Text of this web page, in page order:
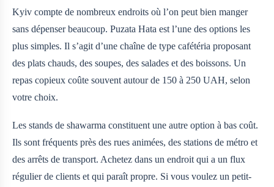
Kyiv compte de nombreux endroits où l’on peut bien manger
sans dépenser beaucoup. Puzata Hata est l’une des options les
plus simples. Il s’agit d’une chaîne de type cafétéria proposant
des plats chauds, des soupes, des salades et des boissons. Un
repas copieux coûte souvent autour de 150 à 250 UAH, selon
votre choix.
Les stands de shawarma constituent une autre option à bas coût.
Ils sont fréquents près des rues animées, des stations de métro et
des arrêts de transport. Achetez dans un endroit qui a un flux
régulier de clients et qui paraît propre. Si vous voulez un petit-